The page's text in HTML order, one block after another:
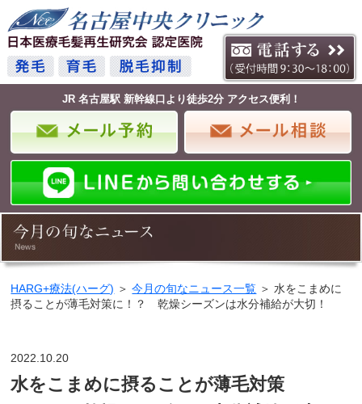
JR 名古屋駅 新幹線口より徒歩2分 アクセス便利！
HARG+療法(ハーグ) ＞今月の旬なニュース一覧 ＞ 水をこまめに
摂ることが薄毛対策に！？ 乾燥シーズンは水分補給が大切！
2022.10.20
水をこまめに摂ることが薄毛対策